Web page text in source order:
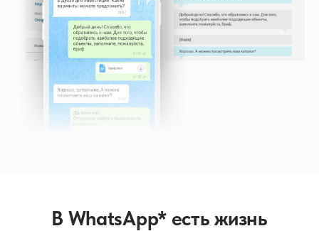
В WhatsApp* есть жизнь